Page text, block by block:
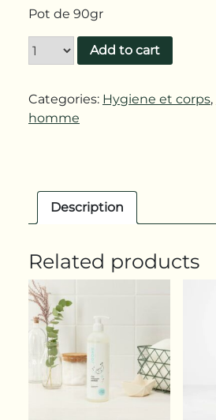
Pot de 90gr
Add to cart
Categories: Hygiene et corps,
homme
Description
Related products